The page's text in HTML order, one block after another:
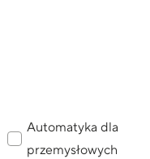
Automatyka dla
przemysłowych